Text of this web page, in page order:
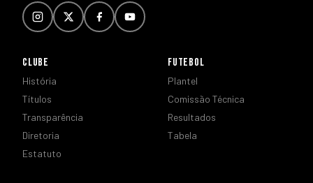
CLUBE
História
Títulos
Transparência
Diretoria
Estatuto
FUTEBOL
Plantel
Comissão Técnica
Resultados
Tabela